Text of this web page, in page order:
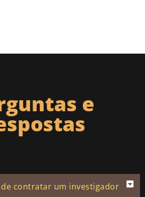
e
de contratar um investigador